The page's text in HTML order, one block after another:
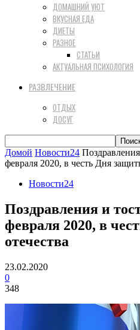
ДОМАШНИЙ УЮТ
ВКУСНАЯ ЕДА
ДИЕТЫ
РАЗНОЕ
СТАТЬИ
АКТУАЛЬНАЯ ПСИХОЛОГИЯ
РАЗВЛЕЧЕНИЕ
ОТДЫХ
ДОСУГ
Домой Новости24
февраля 2020, в честь Дня
Новости24
Поздравления и
февраля 2020, в
отечества
23.02.2020
0
348